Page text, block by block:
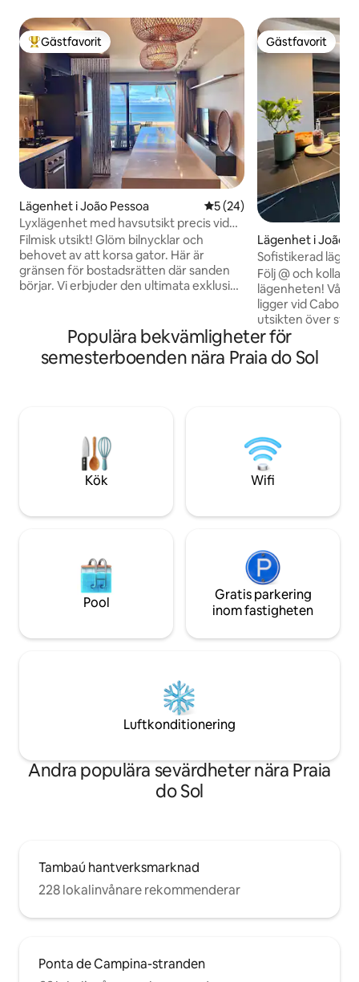
Populär gästfavorit
Gästfavorit
Lägenhet i João Pessoa 5 av 5 i genomsnittligt
5 (24)
Lyxlägenhet med havsutsikt precis vid
sanden
Filmisk utsikt! Glöm bilnycklar och
behovet av att korsa gator. Här är
gränsen för bostadsrätten där sanden
börjar. Vi erbjuder den ultimata exklusiva
stranden! Det erbjuder bekvämligheten
att kliva ut ur hissen och omedelbart gå
på sanden, tillsammans med trygghet
Estetiken och funktionaliteten hos ett
helt boende.
Gästfavorit
Gästfavorit
Lägenhet i João
Sofistikerad
havet!
Följ @ och kolla
lägenheten! Vår lägenhet är 90 m2 och
ligger vid Cabo
utsikten över staden!
består av ett
och 100 %
en queen-size
personer. Vi har smart-TV, med tillgång
till Netflix och
och elektroniskt
självincheckning.
Populära bekvämligheter för
semesterboenden nära Praia do Sol
Kök Wifi
Pool
Gratis parkering
inom fastigheten
Luftkonditionering
Andra populära sevärdheter nära Praia
do Sol
Tambaú hantverksmarknad
228 lokalinvånare rekommenderar
Ponta de Campina-stranden